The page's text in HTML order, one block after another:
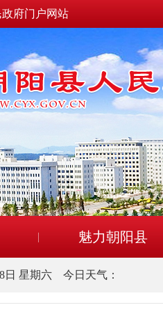
府门户网站
魅力朝阳县
日 星期六 今日天气：